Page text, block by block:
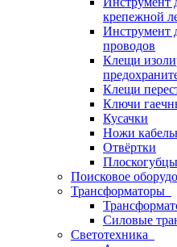
крепежной
Инструмент
проводов
Клещи
Клещи
Ключи
Кусачки
Ножи
Отвёртки
Поисковое
Трансформаторы
Силовые
Светотехника